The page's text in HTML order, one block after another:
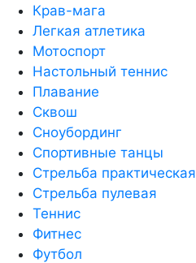
Крав-мага
Легкая атлетика
Мотоспорт
Настольный теннис
Плавание
Сквош
Сноубординг
Спортивные танцы
Стрельба практическая
Стрельба пулевая
Теннис
Фитнес
Футбол